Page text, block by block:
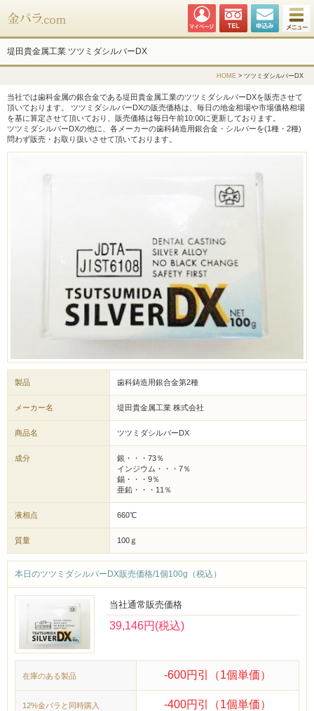
堤田貴金属工業 ツツミダシルバーDX
HOME > ツツミダシルバーDX
当社では歯科金属の銀合金である堤田貴金属工業のツツミダシルバーDXを販売させて
頂いております。 ツツミダシルバーDXの販売価格は、毎日の地金相場や市場価格相場
を基に算定させて頂いており、販売価格は毎日午前10:00に更新しております。
ツツミダシルバーDXの他に、各メーカーの歯科鋳造用銀合金・シルバーを(1種・2種)
問わず販売・お取り扱いさせて頂いております。
製品 歯科鋳造用銀合金第2種
メーカー名 堤田貴金属工業 株式会社
商品名 ツツミダシルバーDX
成分
銀・・・73％
インジウム・・・7％
錫・・・9％
亜鉛・・・11％
液相点 660℃
質量 100ｇ
本日のツツミダシルバーDX販売価格/1個100g（税込）
当社通常販売価格
39,146円(税込)
在庫のある製品 -600円引（1個単価）
12%金パラと同時購入 -400円引（1個単価）